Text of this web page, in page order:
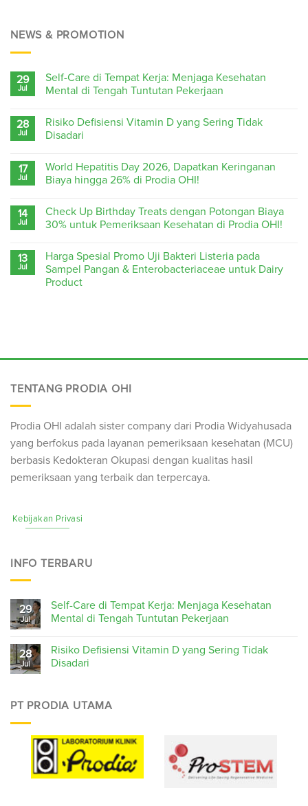
NEWS & PROMOTION
29
Jul
Self-Care di Tempat Kerja: Menjaga Kesehatan
Mental di Tengah Tuntutan Pekerjaan
28
Jul
Risiko Defisiensi Vitamin D yang Sering Tidak
Disadari
17
Jul
World Hepatitis Day 2026, Dapatkan Keringanan
Biaya hingga 26% di Prodia OHI!
14
Jul
Check Up Birthday Treats dengan Potongan Biaya
30% untuk Pemeriksaan Kesehatan di Prodia OHI!
13
Jul
Harga Spesial Promo Uji Bakteri Listeria pada
Sampel Pangan & Enterobacteriaceae untuk Dairy
Product
TENTANG PRODIA OHI
Prodia OHI adalah sister company dari Prodia Widyahusada
yang berfokus pada layanan pemeriksaan kesehatan (MCU)
berbasis Kedokteran Okupasi dengan kualitas hasil
pemeriksaan yang terbaik dan terpercaya.
Kebijakan Privasi
INFO TERBARU
29
Jul
Self-Care di Tempat Kerja: Menjaga Kesehatan
Mental di Tengah Tuntutan Pekerjaan
28
Jul
Risiko Defisiensi Vitamin D yang Sering Tidak
Disadari
PT PRODIA UTAMA